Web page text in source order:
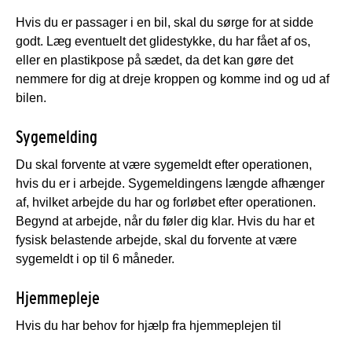
Hvis du er passager i en bil, skal du sørge for at sidde
godt. Læg eventuelt det glidestykke, du har fået af os,
eller en plastikpose på sædet, da det kan gøre det
nemmere for dig at dreje kroppen og komme ind og ud af
bilen.
Sygemelding
Du skal forvente at være sygemeldt efter operationen,
hvis du er i arbejde. Sygemeldingens længde afhænger
af, hvilket arbejde du har og forløbet efter operationen.
Begynd at arbejde, når du føler dig klar. Hvis du har et
fysisk belastende arbejde, skal du forvente at være
sygemeldt i op til 6 måneder.
Hjemmepleje
Hvis du har behov for hjælp fra hjemmeplejen til